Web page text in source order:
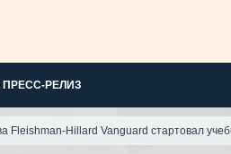
РЕЛИЗ
Fleishman-Hillard Vanguard стартовал